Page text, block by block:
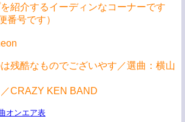
紹介するイーディンなコーナーです
番号です）
残酷なものでございやす／選曲：横山
／CRAZY KEN BAND
オンエア表